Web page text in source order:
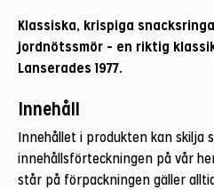
Klassiska, krispiga
jordnötssmör – en riktig
Lanserades 1977.
Innehåll
Innehållet i produkten kan skilja
innehållsförteckningen på vår
står på förpackningen gäller